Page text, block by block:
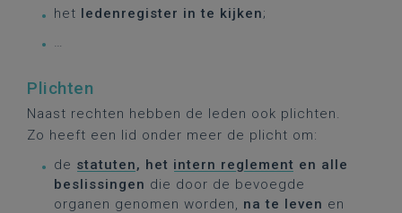
het ledenregister in te kijken;
…
Plichten
Naast rechten hebben de leden ook plichten.
Zo heeft een lid onder meer de plicht om:
de statuten, het intern reglement en alle
beslissingen die door de bevoegde
organen genomen worden, na te leven en